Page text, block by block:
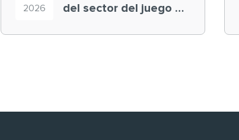
2026
del sector del juego en